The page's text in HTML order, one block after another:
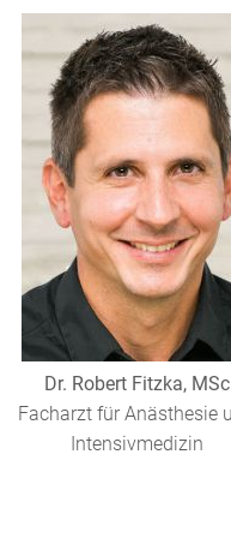
Dr. Robert Fitzka, MSc
Facharzt für Anästhesie
Intensivmedizin